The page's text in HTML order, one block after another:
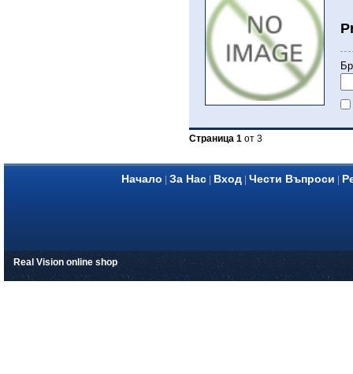
Страница 1от 3
Начало За Нас Вход Чести Въпроси
Real Vision online shop